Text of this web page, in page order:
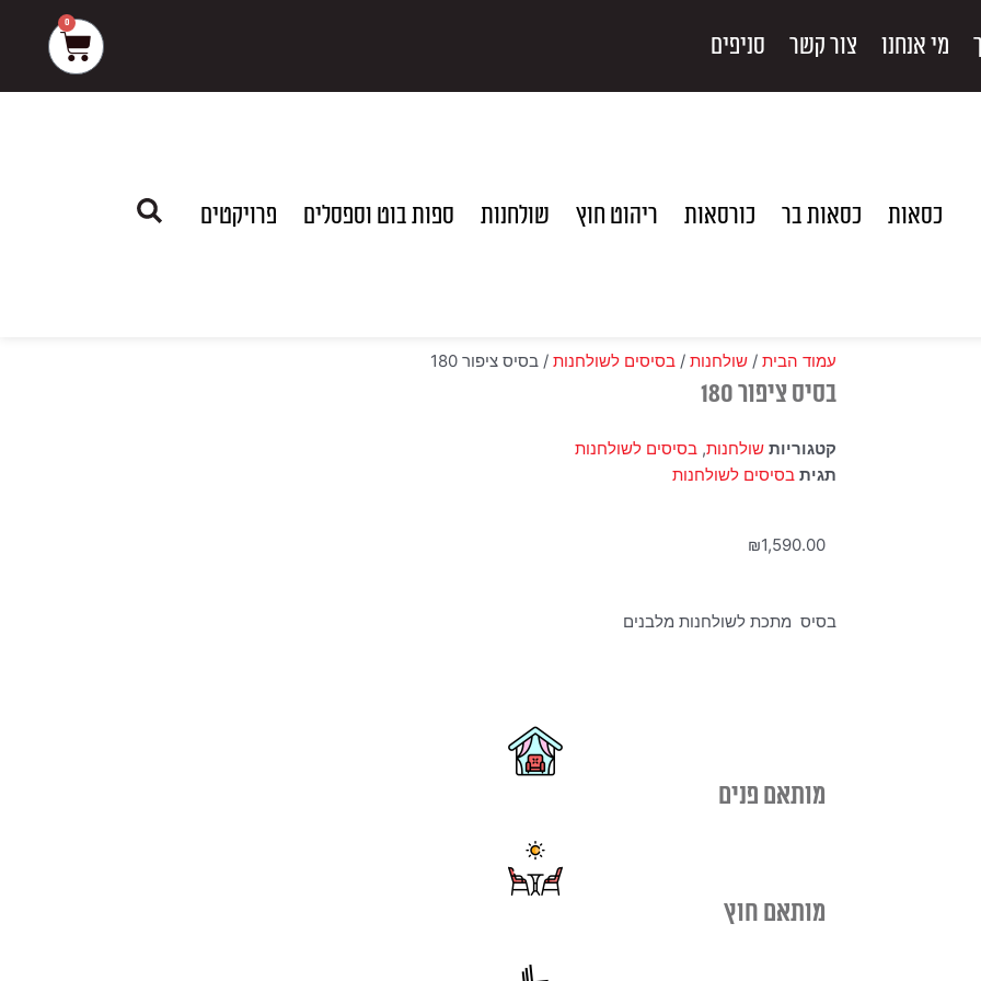
מי אנחנו צור קשר סניפים
0
עגלת
קניות
כסאות כסאות בר כורסאות ריהוט חוץ שולחנות ספות בוט וספסלים פרויקטים
עמוד הבית / שולחנות / בסיסים לשולחנות / בסיס ציפור 180
בסיס ציפור 180
קטגוריות שולחנות, בסיסים לשולחנות
תגית בסיסים לשולחנות
₪1,590.00
בסיס מתכת לשולחנות מלבנים
מותאם פנים
מותאם חוץ